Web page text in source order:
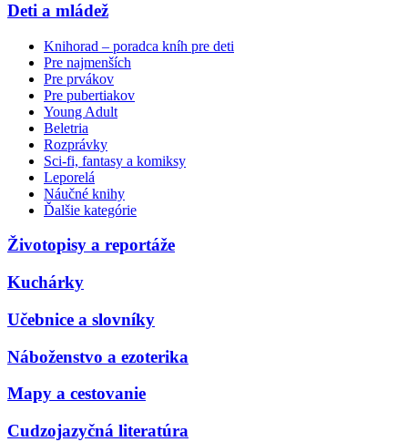
Deti a mládež
Knihorad – poradca kníh pre deti
Pre najmenších
Pre prvákov
Pre pubertiakov
Young Adult
Beletria
Rozprávky
Sci-fi, fantasy a komiksy
Leporelá
Náučné knihy
Ďalšie kategórie
Životopisy a reportáže
Kuchárky
Učebnice a slovníky
Náboženstvo a ezoterika
Mapy a cestovanie
Cudzojazyčná literatúra